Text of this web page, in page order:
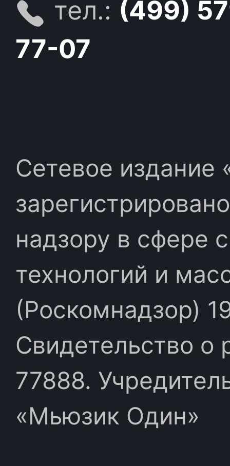
тел.: (499)
77-07
Сетевое издание
надзору в сфере
технологий и
(Роскомнадзор)
Свидетельство
77888.
«Мьюзик Один»